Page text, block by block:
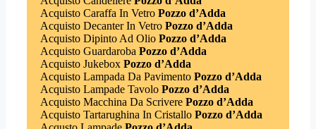
Acquisto Caraffa In VetroPozzo d’Adda
Acquisto Decanter In VetroPozzo d’Adda
Acquisto Dipinto Ad OlioPozzo d’Adda
Acquisto Guardaroba Pozzo d’Adda
Acquisto JukeboxPozzo d’Adda
Acquisto Lampada Da PavimentoPozzo d’Adda
Acquisto Lampade TavoloPozzo d’Adda
Acquisto Macchina Da ScriverePozzo d’Adda
Acquisto Tartarughina In CristalloPozzo d’Adda